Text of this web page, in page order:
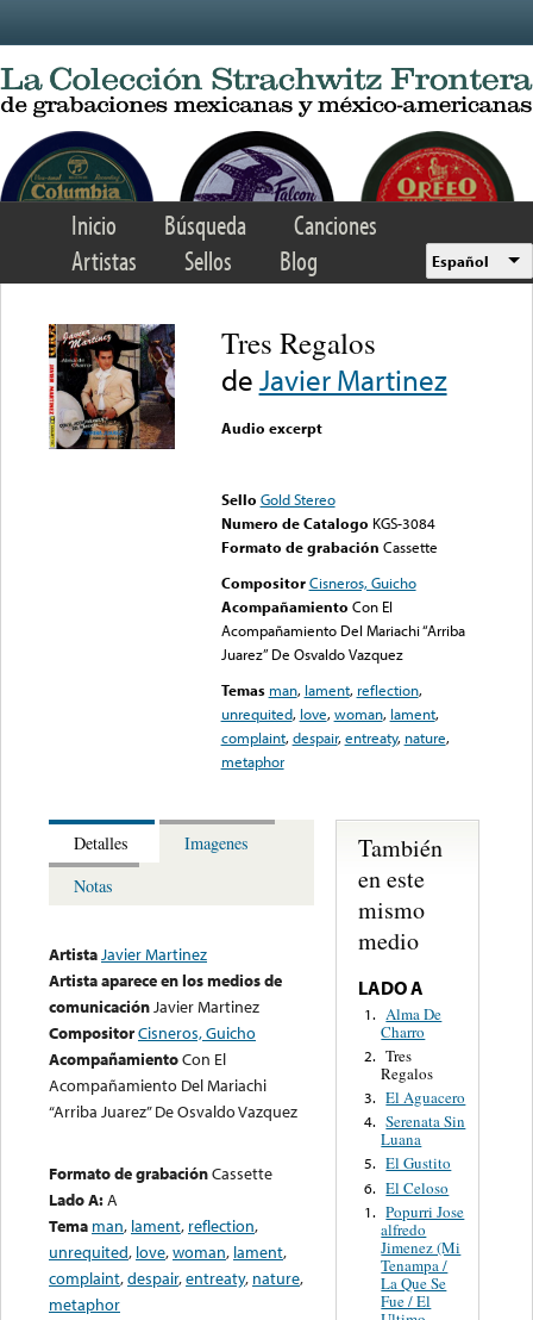
Inicio Búsqueda
Canciones
Artistas
Sellos Blog Español
Tres Regalos
deJavier Martinez
Audio excerpt
Sello Gold Stereo
Numero de Catalogo KGS-3084
Formato de grabación Cassette
Compositor Cisneros, Guicho
Acompañamiento Con El
Acompañamiento Del Mariachi “Arriba
Juarez” De Osvaldo Vazquez
Temas man, lament, reflection,
unrequited, love,woman, lament,
complaint,despair,entreaty, nature,
metaphor
Detalles
Imagenes
Notas
ArtistaJavier Martinez
Artista aparece en los medios de
comunicaciónJavier Martinez
CompositorCisneros, Guicho
AcompañamientoCon El
Acompañamiento Del Mariachi
“Arriba Juarez” De Osvaldo Vazquez
Formato de grabaciónCassette
Lado A:A
Tema man, lament, reflection,
unrequited, love,woman, lament,
complaint,despair,entreaty, nature,
metaphor
También
en este
mismo
medio
LADO A
1. Alma De
Charro
2. Tres
Regalos
3. El Aguacero
4. Serenata Sin
Luana
5. El Gustito
6. El Celoso
1. Popurri Jose
alfredo
Jimenez (Mi
Tenampa /
La Que Se
Fue / El